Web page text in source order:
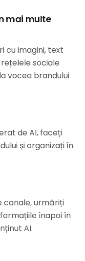
mai multe
cu imagini, text
sociale
vocea brandului
de AI, faceți
și organizați în
canale, urmăriți
înapoi în
AI.